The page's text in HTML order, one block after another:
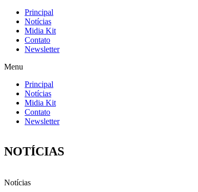
Principal
Notícias
Midia Kit
Contato
Newsletter
Menu
Principal
Notícias
Midia Kit
Contato
Newsletter
NOTÍCIAS
Notícias